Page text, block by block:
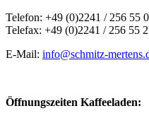
Telefon: +49 (0)2241 / 256 55 0
Telefax: +49 (0)2241 / 256 55
E-Mail: info@schmitz-
Öffnungszeiten Kaffeeladen: